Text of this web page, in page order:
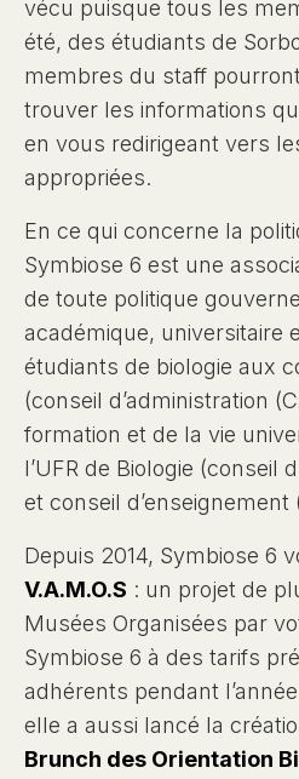
vécu puisque tous les
été, des étudiants de
membres du staff
trouver les informations
en vous redirigeant vers
appropriées.
En ce qui concerne la
Symbiose 6 est une
de toute politique
académique, universitaire
étudiants de biologie aux
(conseil d’administration
formation et de la vie
l’UFR de Biologie (conseil
et conseil d’enseignement
Depuis 2014, Symbiose 6
V.A.M.O.S : un projet de
Musées Organisées par
Symbiose 6 à des tarifs
adhérents pendant
elle a aussi lancé la
Brunch des Orientation